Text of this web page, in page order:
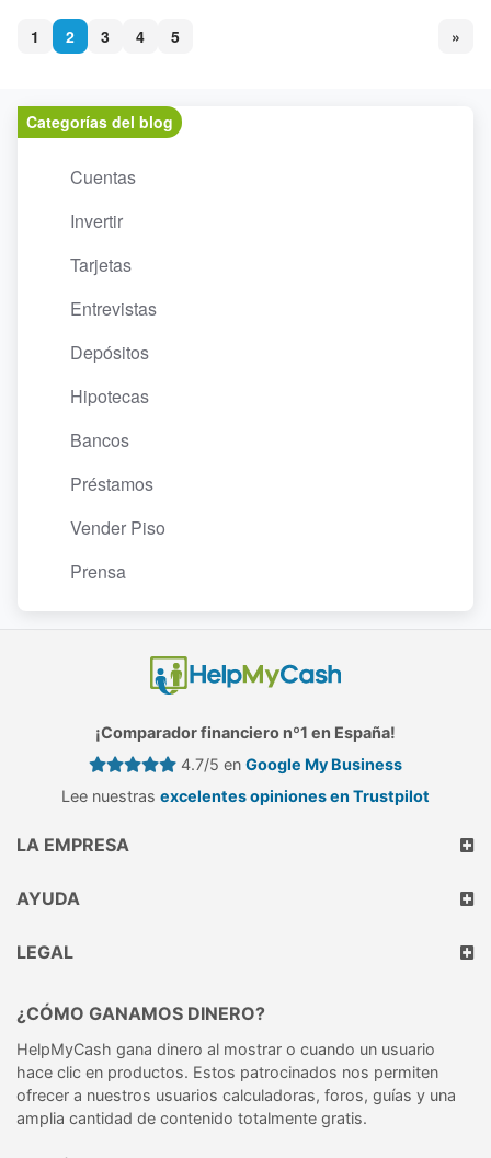
1 2 3 4 5 »
Categorías del blog
Cuentas
Invertir
Tarjetas
Entrevistas
Depósitos
Hipotecas
Bancos
Préstamos
Vender Piso
Prensa
¡Comparador financiero nº1 en España!
4.7/5 en Google My Business
Lee nuestras excelentes opiniones en Trustpilot
LA EMPRESA
AYUDA
LEGAL
¿CÓMO GANAMOS DINERO?
HelpMyCash gana dinero al mostrar o cuando un usuario
hace clic en productos. Estos patrocinados nos permiten
ofrecer a nuestros usuarios calculadoras, foros, guías y una
amplia cantidad de contenido totalmente gratis.